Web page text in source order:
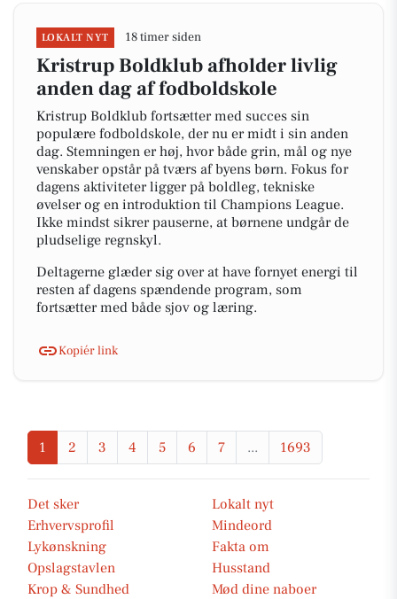
LOKALT NYT 18 timer siden
Kristrup Boldklub afholder livlig
anden dag af fodboldskole
Kristrup Boldklub fortsætter med succes sin
populære fodboldskole, der nu er midt i sin anden
dag. Stemningen er høj, hvor både grin, mål og nye
venskaber opstår på tværs af byens børn. Fokus for
dagens aktiviteter ligger på boldleg, tekniske
øvelser og en introduktion til Champions League.
Ikke mindst sikrer pauserne, at børnene undgår de
pludselige regnskyl.
Deltagerne glæder sig over at have fornyet energi til
resten af dagens spændende program, som
fortsætter med både sjov og læring.
Kopiér link
1 2 3 4 5 6 7 ... 1693
Det sker
Lokalt nyt
Erhvervsprofil
Mindeord
Lykønskning
Fakta om
Opslagstavlen
Husstand
Krop & Sundhed
Mød dine naboer